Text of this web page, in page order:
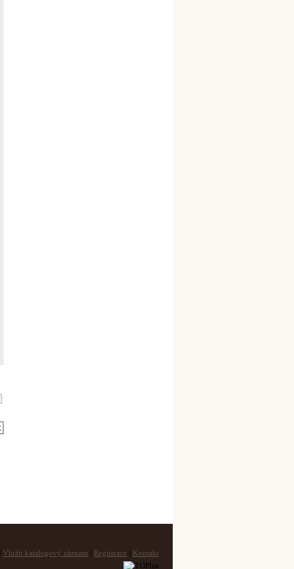
Vložit katalogový záznam Registrace Kontakt